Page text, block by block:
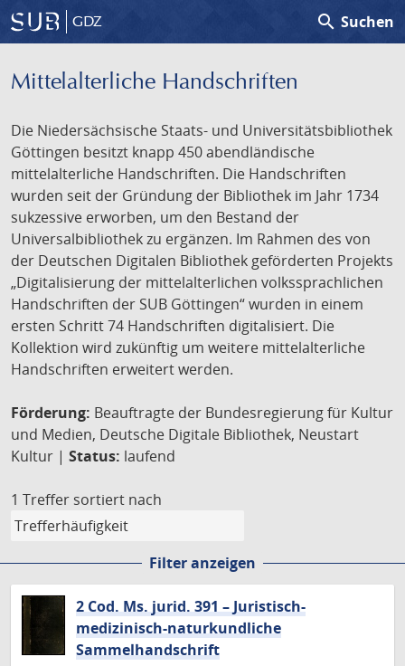
GDZ search Suchen
Mittelalterliche Handschriften
Die Niedersächsische Staats- und Universitätsbibliothek
Göttingen besitzt knapp 450 abendländische
mittelalterliche Handschriften. Die Handschriften
wurden seit der Gründung der Bibliothek im Jahr 1734
sukzessive erworben, um den Bestand der
Universalbibliothek zu ergänzen. Im Rahmen des von
der Deutschen Digitalen Bibliothek geförderten Projekts
„Digitalisierung der mittelalterlichen volkssprachlichen
Handschriften der SUB Göttingen“ wurden in einem
ersten Schritt 74 Handschriften digitalisiert. Die
Kollektion wird zukünftig um weitere mittelalterliche
Handschriften erweitert werden.
Förderung: Beauftragte der Bundesregierung für Kultur
und Medien, Deutsche Digitale Bibliothek, Neustart
Kultur | Status: laufend
1 Treffer sortiert nach
Filter anzeigen
2 Cod. Ms. jurid. 391 – Juristisch-
medizinisch-naturkundliche
Sammelhandschrift